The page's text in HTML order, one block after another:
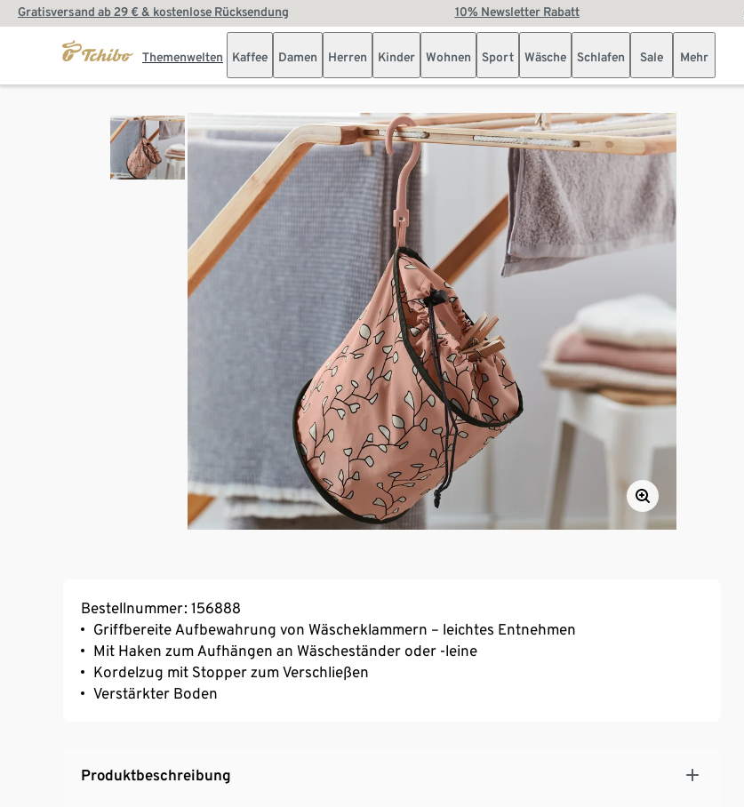
Gratisversand ab 29 € & kostenlose Rücksendung 10% Newsletter Rabatt
Themenwelten Kaffee Damen Herren Kinder Wohnen Sport Wäsche Schlafen Sale Mehr
Bestellnummer: 156888
Griffbereite Aufbewahrung von Wäscheklammern – leichtes Entnehmen
Mit Haken zum Aufhängen an Wäscheständer oder -leine
Kordelzug mit Stopper zum Verschließen
Verstärkter Boden
Produktbeschreibung